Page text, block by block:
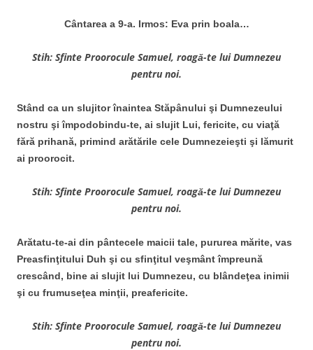
Cântarea a 9-a. Irmos: Eva prin boala…
Stih: Sfinte Proorocule Samuel, roagă-te lui Dumnezeu
pentru noi.
Stând ca un slujitor înaintea Stăpânului şi Dumnezeului
nostru şi împodobindu-te, ai slujit Lui, fericite, cu viaţă
fără prihană, primind arătările cele Dumnezeieşti şi lămurit
ai proorocit.
Stih: Sfinte Proorocule Samuel, roagă-te lui Dumnezeu
pentru noi.
Arătatu-te-ai din pântecele maicii tale, pururea mărite, vas
Preasfinţitului Duh şi cu sfinţitul veşmânt împreună
crescând, bine ai slujit lui Dumnezeu, cu blândeţea inimii
şi cu frumuseţea minţii, preafericite.
Stih: Sfinte Proorocule Samuel, roagă-te lui Dumnezeu
pentru noi.